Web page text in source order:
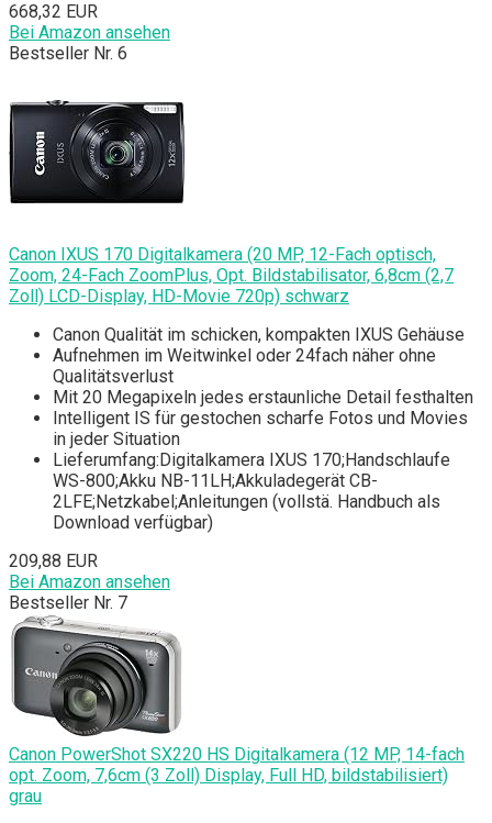
668,32 EUR
Bei Amazon ansehen
Bestseller Nr. 6
Canon IXUS 170 Digitalkamera (20 MP, 12-Fach optisch,
Zoom, 24-Fach ZoomPlus, Opt. Bildstabilisator, 6,8cm (2,7
Zoll) LCD-Display, HD-Movie 720p) schwarz
Canon Qualität im schicken, kompakten IXUS Gehäuse
Aufnehmen im Weitwinkel oder 24fach näher ohne
Qualitätsverlust
Mit 20 Megapixeln jedes erstaunliche Detail festhalten
Intelligent IS für gestochen scharfe Fotos und Movies
in jeder Situation
Lieferumfang:Digitalkamera IXUS 170;Handschlaufe
WS-800;Akku NB-11LH;Akkuladegerät CB-
2LFE;Netzkabel;Anleitungen (vollstä. Handbuch als
Download verfügbar)
209,88 EUR
Bei Amazon ansehen
Bestseller Nr. 7
Canon PowerShot SX220 HS Digitalkamera (12 MP, 14-fach
opt. Zoom, 7,6cm (3 Zoll) Display, Full HD, bildstabilisiert)
grau